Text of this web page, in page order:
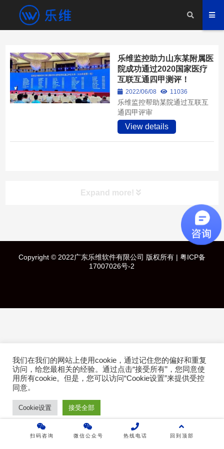
乐维监控助力山东某附属医
院成功通过2020国家医疗
互联互通四甲测评！
2022/06/08 11036
乐维监控帮助某院通过互联互
通四甲评审
View details
Expand more!
技术白皮书
关于乐维
乐维社区
Copyright © 2022广东乐维软件有限公司 版权所有 | 粤ICP备
17007026号-2
扫码咨询 微信公众号 热线电话 回到顶部
我们在我们的网站上使用cookie，通过记住您的偏好和重复
访问，给您最相关的经验。通过点击“接受所有”，您同意使
用所有cookie。但是，您可以访问“Cookie设置”来提供受控
同意。
Cookie设置 接受全部